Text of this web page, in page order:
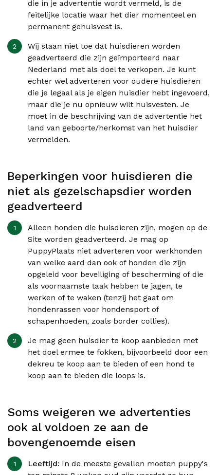
die in je advertentie wordt vermeld, is de
feitelijke locatie waar het dier momenteel en
permanent gehuisvest is.
Wij staan niet toe dat huisdieren worden
geadverteerd die zijn geïmporteerd naar
Nederland met als doel te verkopen. Je kunt
echter wel adverteren voor oudere huisdieren
die je legaal als je eigen huisdier hebt ingevoerd,
maar die je nu opnieuw wilt huisvesten. Je
moet in de beschrijving van de advertentie het
land van geboorte/herkomst van het huisdier
vermelden.
Beperkingen voor huisdieren die
niet als gezelschapsdier worden
geadverteerd
Alleen honden die huisdieren zijn, mogen op de
Site worden geadverteerd. Je mag op
PuppyPlaats niet adverteren voor werkhonden
van welke aard dan ook of honden die zijn
opgeleid voor beveiliging of bescherming of die
als voornaamste taak hebben te jagen, te
werken of te waken (tenzij het gaat om
hondenrassen voor hondensport of
schapenhoeden, zoals border collies).
Je mag geen huisdier te koop aanbieden met
het doel ermee te fokken, bijvoorbeeld door een
dekreu te koop aan te bieden of een hond te
koop aan te bieden die loops is.
Soms weigeren we advertenties
ook al voldoen ze aan de
bovengenoemde eisen
Leeftijd: In de meeste gevallen moeten puppy's